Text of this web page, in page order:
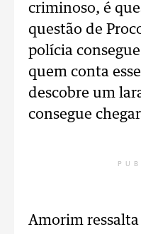
criminoso, é
questão de
polícia
quem conta
descobre um
consegue
Amorim